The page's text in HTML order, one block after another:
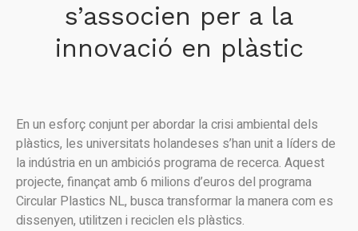
s’associen per a la
innovació en plàstic
En un esforç conjunt per abordar la crisi ambiental dels
plàstics, les universitats holandeses s’han unit a líders de
la indústria en un ambiciós programa de recerca. Aquest
projecte, finançat amb 6 milions d’euros del programa
Circular Plastics NL, busca transformar la manera com es
dissenyen, utilitzen i reciclen els plàstics.